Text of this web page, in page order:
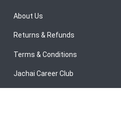
About Us
Returns & Refunds
Terms & Conditions
Jachai Career Club